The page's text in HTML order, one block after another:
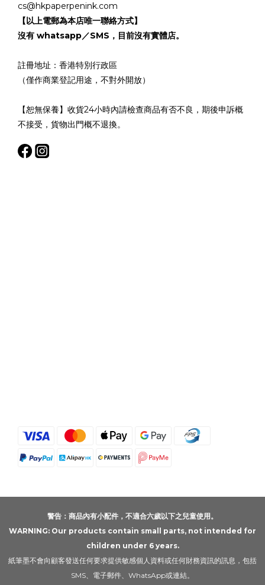
cs@hkpaperpenink.com
【以上電郵為本店唯一聯絡方式】
沒有 whatsapp／SMS，目前沒有實體店。
註冊地址：香港特別行政區
（僅作商業登記用途，不對外開放）
【恕無保養】收貨24小時內請檢查商品有否不良，期後申訴概
不接受，貨物出門概不退換。
警告：商品內有小配件，不適合六歲以下之兒童使用。
WARNING: Our products contain small parts, not intended for
children under 6 years.
紙筆墨不會向顧客發送任何要求提供敏感個人資料或任何財務資訊的訊息，包括
SMS、電子郵件、WhatsApp或連結。